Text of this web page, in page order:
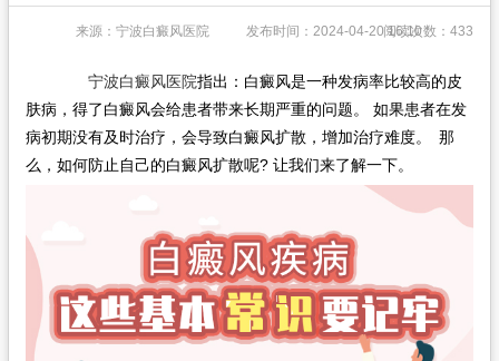
专家团队
特色疗法
白癜风常识
白癜风人群
在线问诊
来源：宁波白癜风医院 发布时间：2024-04-20 16:10阅读次数：433
宁波白癜风医院指出：白癜风是一种发病率比较高的皮
肤病，得了白癜风会给患者带来长期严重的问题。 如果患者在发
病初期没有及时治疗，会导致白癜风扩散，增加治疗难度。 那
么，如何防止自己的白癜风扩散呢? 让我们来了解一下。